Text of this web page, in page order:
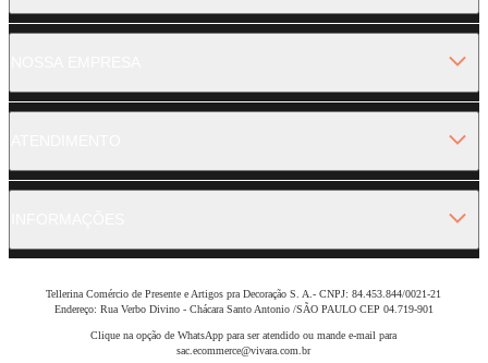
Tellerina Comércio de Presente e Artigos pra Decoração S. A.- CNPJ: 84.453.844/0021-21
Endereço: Rua Verbo Divino - Chácara Santo Antonio /SÃO PAULO CEP 04.719-901
Clique na opção de WhatsApp para ser atendido ou mande e-mail para
sac.ecommerce@vivara.com.br